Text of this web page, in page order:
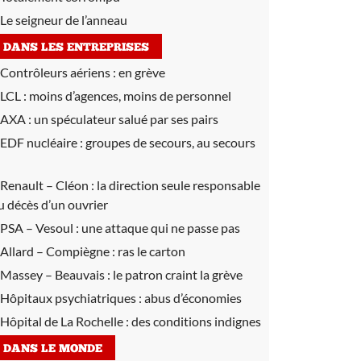
Le seigneur de l’anneau
DANS LES ENTREPRISES
Contrôleurs aériens : en grève
LCL : moins d’agences, moins de personnel
AXA : un spéculateur salué par ses pairs
EDF nucléaire : groupes de secours, au secours
Renault – Cléon : la direction seule responsable
décès d’un ouvrier
PSA – Vesoul : une attaque qui ne passe pas
Allard – Compiègne : ras le carton
Massey – Beauvais : le patron craint la grève
Hôpitaux psychiatriques : abus d’économies
Hôpital de La Rochelle : des conditions indignes
DANS LE MONDE